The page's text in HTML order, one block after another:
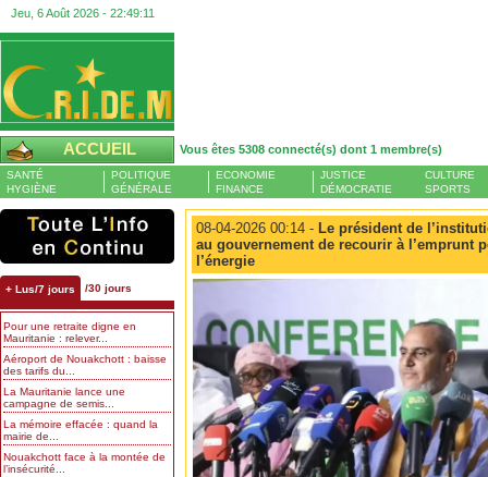
Jeu, 6 Août 2026 - 22:49:12
ACCUEIL Vous êtes 5308 connecté(s) dont 1 membre(s)
SANTÉ
HYGIÈNE
POLITIQUE
GÉNÉRALE
ECONOMIE
FINANCE
JUSTICE
DÉMOCRATIE
CULTURE
SPORTS
+ Lus/7 jours /30 jours
Pour une retraite digne en
Mauritanie : relever...
Aéroport de Nouakchott : baisse
des tarifs du...
La Mauritanie lance une
campagne de semis...
La mémoire effacée : quand la
mairie de...
Nouakchott face à la montée de
l’insécurité...
08-04-2026 00:14 - Le président de
au gouvernement de recourir à l’emprunt
l’énergie